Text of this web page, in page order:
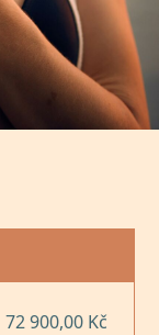
72 900,00 Kč